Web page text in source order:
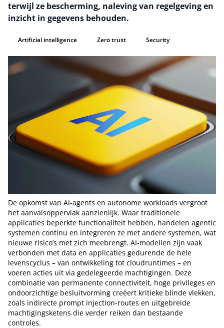
terwijl ze bescherming, naleving van regelgeving en
inzicht in gegevens behouden.
Artificial intelligence Zero trust Security
De opkomst van AI-agents en autonome workloads vergroot
het aanvalsoppervlak aanzienlijk. Waar traditionele
applicaties beperkte functionaliteit hebben, handelen agentic
systemen continu en integreren ze met andere systemen, wat
nieuwe risico’s met zich meebrengt. AI-modellen zijn vaak
verbonden met data en applicaties gedurende de hele
levenscyclus – van ontwikkeling tot cloudruntimes – en
voeren acties uit via gedelegeerde machtigingen. Deze
combinatie van permanente connectiviteit, hoge privileges en
ondoorzichtige besluitvorming creëert kritieke blinde vlekken,
zoals indirecte prompt injection-routes en uitgebreide
machtigingsketens die verder reiken dan bestaande
controles.